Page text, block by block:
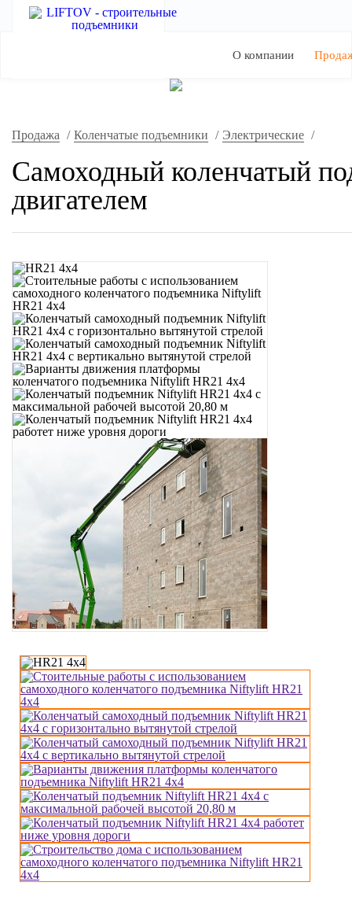
О компании
Продажа / Коленчатые подъемники / Электрические /
Самоходный коленчатый
двигателем